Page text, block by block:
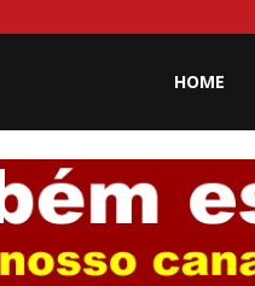
HOME